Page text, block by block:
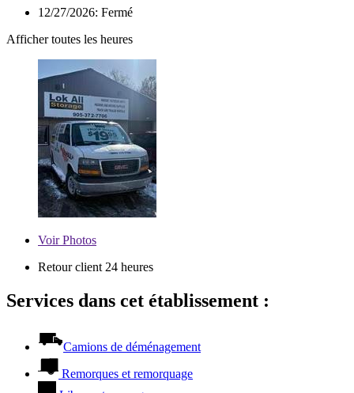
12/27/2026: Fermé
Afficher toutes les heures
VoirPhotos
Retour client 24 heures
Services dans cet établissement :
Camions de déménagement
Remorques et remorquage